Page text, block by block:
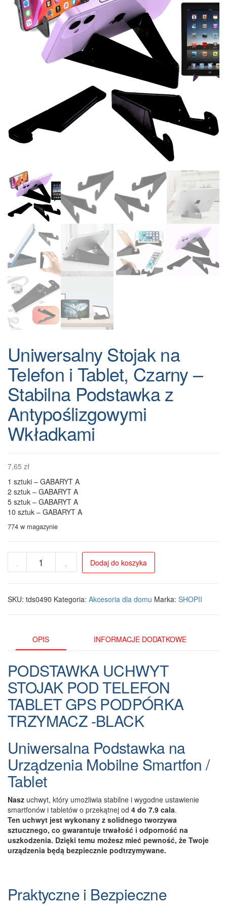
Uniwersalny Stojak na
Telefon i Tablet, Czarny –
Stabilna Podstawka z
Antypoślizgowymi
Wkładkami
7,65 zł
1 sztuki – GABARYT A
2 sztuk – GABARYT A
5 sztuk – GABARYT A
10 sztuk – GABARYT A
774 w magazynie
-
Uniwersalny
Telefon
Stabilna
z
Antypoślizgowymi
Wkładkami
+ Dodaj do koszyka
SKU: tds0490 Kategoria: Akcesoria dla domu Marka: SHOPII
OPIS INFORMACJE DODATKOWE
PODSTAWKA UCHWYT
STOJAK POD TELEFON
TABLET GPS PODPÓRKA
TRZYMACZ -BLACK
Uniwersalna Podstawka na
Urządzenia Mobilne Smartfon /
Tablet
Nasz uchwyt, który umożliwia stabilne i wygodne ustawienie
smartfonów i tabletów o przekątnej od 4 do 7.9 cala.
Ten uchwyt jest wykonany z solidnego tworzywa
sztucznego, co gwarantuje trwałość i odporność na
uszkodzenia. Dzięki temu możesz mieć pewność, że Twoje
urządzenia będą bezpiecznie podtrzymywane.
Praktyczne i Bezpieczne